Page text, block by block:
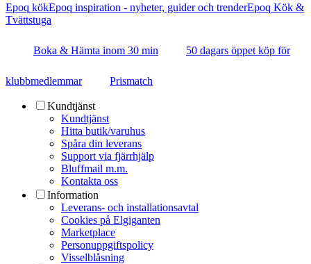
Epoq kökEpoq inspiration - nyheter, guider och trenderEpoq Kök &
Tvättstuga
Boka & Hämta inom 30 min 50 dagars öppet köp för
klubbmedlemmar Prismatch
Kundtjänst
Kundtjänst
Hitta butik/varuhus
Spåra din leverans
Support via fjärrhjälp
Bluffmail m.m.
Kontakta oss
Information
Leverans- och installationsavtal
Cookies på Elgiganten
Marketplace
Personuppgiftspolicy
Visselblåsning